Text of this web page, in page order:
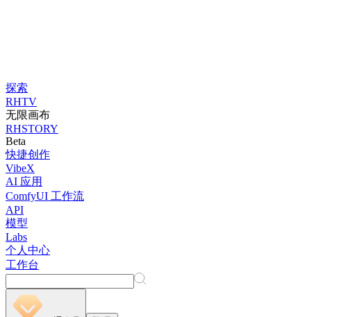
探索
RHTV
无限画布
RHSTORY
Beta
快捷创作
VibeX
AI 应用
ComfyUI 工作流
API
模型
Labs
个人中心
工作台